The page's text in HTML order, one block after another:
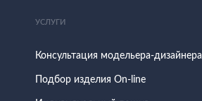
УСЛУГИ
Консультация модельера-дизайнера
Подбор изделия On-line